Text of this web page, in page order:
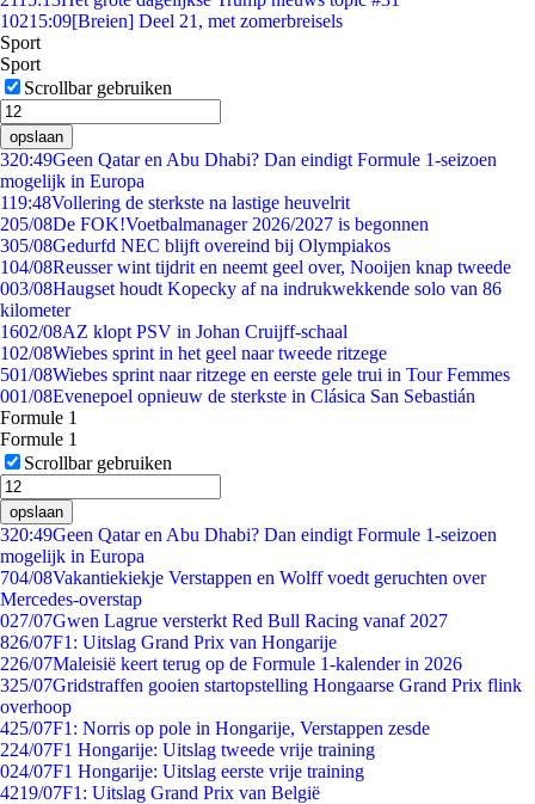
10215:09[Breien] Deel 21, met zomerbreisels
Sport
Sport
Scrollbar gebruiken
opslaan
320:49Geen Qatar en Abu Dhabi? Dan eindigt Formule 1-seizoen
mogelijk in Europa
119:48Vollering de sterkste na lastige heuvelrit
205/08De FOK!Voetbalmanager 2026/2027 is begonnen
305/08Gedurfd NEC blijft overeind bij Olympiakos
104/08Reusser wint tijdrit en neemt geel over, Nooijen knap tweede
003/08Haugset houdt Kopecky af na indrukwekkende solo van 86
kilometer
1602/08AZ klopt PSV in Johan Cruijff-schaal
102/08Wiebes sprint in het geel naar tweede ritzege
501/08Wiebes sprint naar ritzege en eerste gele trui in Tour Femmes
001/08Evenepoel opnieuw de sterkste in Clásica San Sebastián
Formule 1
Formule 1
Scrollbar gebruiken
opslaan
320:49Geen Qatar en Abu Dhabi? Dan eindigt Formule 1-seizoen
mogelijk in Europa
704/08Vakantiekiekje Verstappen en Wolff voedt geruchten over
Mercedes-overstap
027/07Gwen Lagrue versterkt Red Bull Racing vanaf 2027
826/07F1: Uitslag Grand Prix van Hongarije
226/07Maleisië keert terug op de Formule 1-kalender in 2026
325/07Gridstraffen gooien startopstelling Hongaarse Grand Prix flink
overhoop
425/07F1: Norris op pole in Hongarije, Verstappen zesde
224/07F1 Hongarije: Uitslag tweede vrije training
024/07F1 Hongarije: Uitslag eerste vrije training
4219/07F1: Uitslag Grand Prix van België